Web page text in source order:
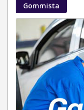
Gommista